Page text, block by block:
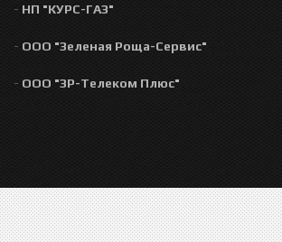
- НП "КУРС-ГАЗ"
- ООО "Зеленая Роща-Сервис"
- ООО "ЗР-Телеком Плюс"